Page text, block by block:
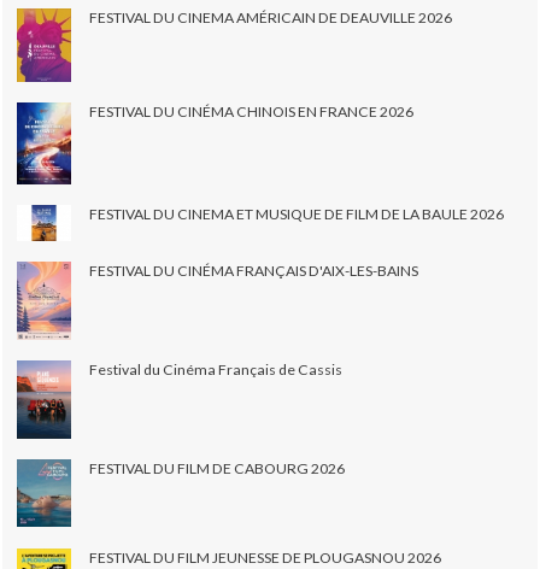
FESTIVAL DU CINEMA AMÉRICAIN DE DEAUVILLE 2026
FESTIVAL DU CINÉMA CHINOIS EN FRANCE 2026
FESTIVAL DU CINEMA ET MUSIQUE DE FILM DE LA BAULE 2026
FESTIVAL DU CINÉMA FRANÇAIS D'AIX-LES-BAINS
Festival du Cinéma Français de Cassis
FESTIVAL DU FILM DE CABOURG 2026
FESTIVAL DU FILM JEUNESSE DE PLOUGASNOU 2026